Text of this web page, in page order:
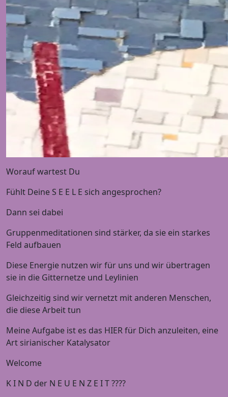
Worauf wartest Du
Fühlt Deine S E E L E sich angesprochen?
Dann sei dabei
Gruppenmeditationen sind stärker, da sie ein starkes
Feld aufbauen
Diese Energie nutzen wir für uns und wir übertragen
sie in die Gitternetze und Leylinien
Gleichzeitig sind wir vernetzt mit anderen Menschen,
die diese Arbeit tun
Meine Aufgabe ist es das HIER für Dich anzuleiten, eine
Art sirianischer Katalysator
Welcome
K I N D der N E U E N Z E I T ????